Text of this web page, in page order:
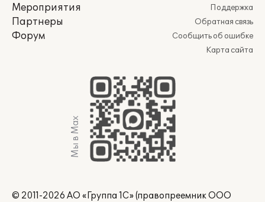
Мероприятия
Партнеры
Форум
Поддержка
Обратная связь
Сообщить об ошибке
Карта сайта
Мы в Max
© 2011-2026 АО «Группа 1С» (правопреемник ООО